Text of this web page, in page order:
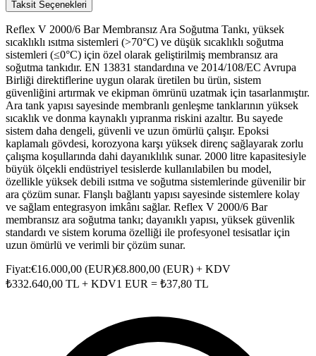
Taksit Seçenekleri
Reflex V 2000/6 Bar Membransız Ara Soğutma Tankı, yüksek
sıcaklıklı ısıtma sistemleri (>70°C) ve düşük sıcaklıklı soğutma
sistemleri (≤0°C) için özel olarak geliştirilmiş membransız ara
soğutma tankıdır. EN 13831 standardına ve 2014/108/EC Avrupa
Birliği direktiflerine uygun olarak üretilen bu ürün, sistem
güvenliğini artırmak ve ekipman ömrünü uzatmak için tasarlanmıştır.
Ara tank yapısı sayesinde membranlı genleşme tanklarının yüksek
sıcaklık ve donma kaynaklı yıpranma riskini azaltır. Bu sayede
sistem daha dengeli, güvenli ve uzun ömürlü çalışır. Epoksi
kaplamalı gövdesi, korozyona karşı yüksek direnç sağlayarak zorlu
çalışma koşullarında dahi dayanıklılık sunar. 2000 litre kapasitesiyle
büyük ölçekli endüstriyel tesislerde kullanılabilen bu model,
özellikle yüksek debili ısıtma ve soğutma sistemlerinde güvenilir bir
ara çözüm sunar. Flanşlı bağlantı yapısı sayesinde sistemlere kolay
ve sağlam entegrasyon imkânı sağlar. Reflex V 2000/6 Bar
membransız ara soğutma tankı; dayanıklı yapısı, yüksek güvenlik
standardı ve sistem koruma özelliği ile profesyonel tesisatlar için
uzun ömürlü ve verimli bir çözüm sunar.
Fiyat:€16.000,00 (EUR)€8.800,00 (EUR) + KDV
₺332.640,00 TL + KDV1 EUR = ₺37,80 TL